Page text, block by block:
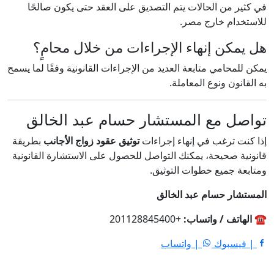
في كثير من الحالات يتم التصديق على العقد حتى يكون صالحًا
للاستخدام خارج مصر.
هل يمكن إنهاء الإجراءات من خلال محامٍ؟
يمكن للمحامي متابعة العديد من الإجراءات القانونية وفقًا لما يسمح
به القانون ونوع المعاملة.
تواصل مع المستشار حسام عبد الخالق
إذا كنت ترغب في إنهاء إجراءاتتوثيق عقود زواج الأجانب بطريقة
قانونية صحيحة، يمكنك التواصل للحصول على الاستشارة القانونية
ومتابعة جميع خطوات التوثيق.
المستشار حسام عبد الخالق
☎️الهاتف / واتساب: +201128845400
| فيسبوك
| واتساب